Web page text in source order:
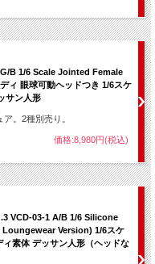
G/B 1/6 Scale Jointed Female
ィ 眼球可動ヘッドつき 1/6スケ
サン人形
。2種別売り。
価格:8,980円(税込)
VCD-03-1 A/B 1/6 Silicone
Version) 1/6スケ
ィ素体 デッサン人形（ヘッドな